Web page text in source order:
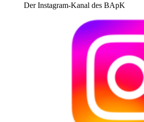
Der Instagram-Kanal des BApK